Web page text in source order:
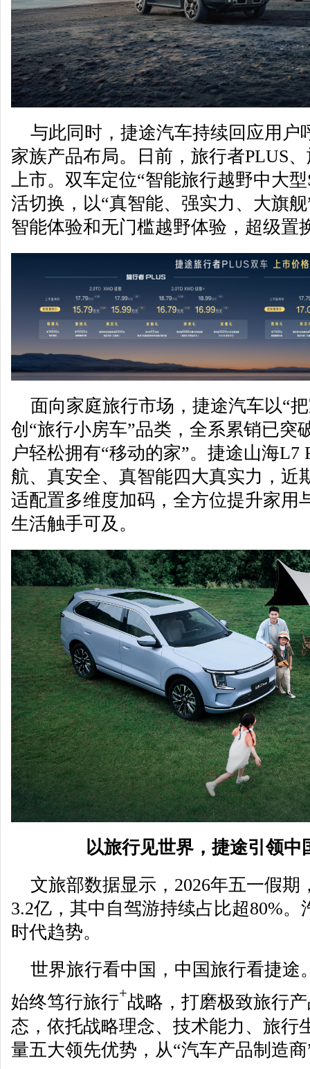
与此同时，捷途汽车持续回应用户
家族产品布局。日前，旅行者PLUS
上市。双车定位“智能旅行越野中大
活切换，以“真智能、强实力、大旗
智能体验和无门槛越野体验，超级置
面向家庭旅行市场，捷途汽车以“
创“旅行小房车”品类，全系累销已突
户轻松拥有“移动的家”。捷途山海L7
航、真安全、真智能四大真实力，近
适配置多维度加码，全方位提升家用
生活触手可及。
以旅行见世界，捷途引领中
文旅部数据显示，2026年五一假期
3.2亿，其中自驾游持续占比超80%
时代趋势。
世界旅行看中国，中国旅行看捷途
始终笃行旅行+战略，打磨极致旅行
态，依托战略理念、技术能力、旅行
量五大领先优势，从“汽车产品制造